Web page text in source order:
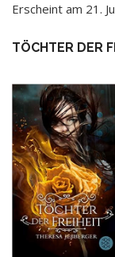
Erscheint am 21.
TÖCHTER DER